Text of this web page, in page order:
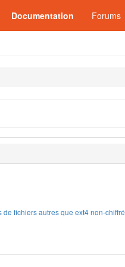
Documentation Forums
fichiers autres que ext4 non-chiffré